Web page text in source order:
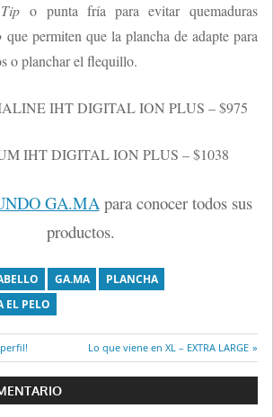
o punta fría para evitar quemaduras
que permiten que la plancha de adapte para
o planchar el flequillo.
IHT DIGITAL ION PLUS – $975
IHT DIGITAL ION PLUS – $1038
GA.MApara conocer todos sus
productos.
GA.MA
PLANCHA
EL PELO
Entrada
siguiente:
Lo que viene en XL – EXTRA LARGE